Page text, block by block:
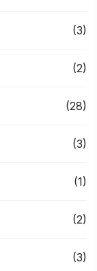
(3)
(2)
(28)
(3)
(1)
(2)
(3)